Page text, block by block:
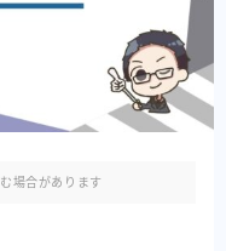
場合があります